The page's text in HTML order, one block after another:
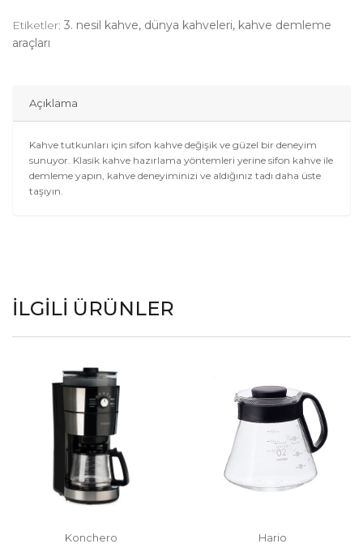
Etiketler: 3. nesil kahve, dünya kahveleri, kahve demleme
araçları
Açıklama
Kahve tutkunları için sifon kahve değişik ve güzel bir deneyim
sunuyor. Klasik kahve hazırlama yöntemleri yerine sifon kahve ile
demleme yapın, kahve deneyiminizi ve aldığınız tadı daha üste
taşıyın.
İLGILI ÜRÜNLER
Konchero Hario